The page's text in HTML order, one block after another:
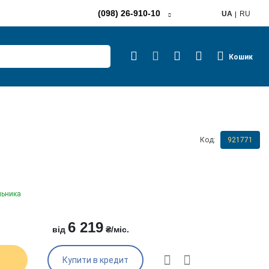
(098) 26-910-10 UA RU
Кошик
Код: 921771
від 6 219 ₴/міс.
Купити в кредит